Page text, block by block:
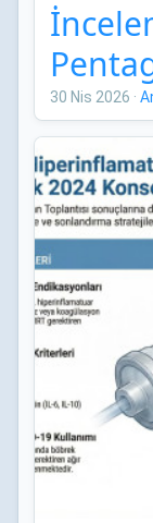
30 Nis 2026 ·